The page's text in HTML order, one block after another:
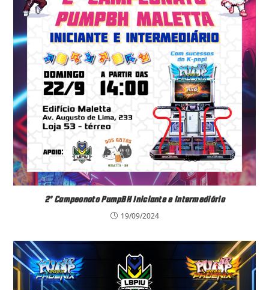
2º Campeonato PumpBH Iniciante e Intermediário
19/09/2024